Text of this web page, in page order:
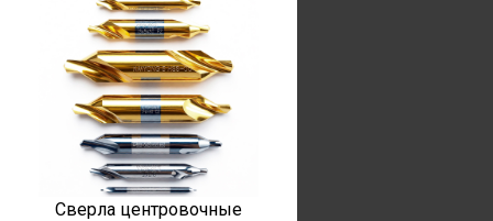
Сверла центровочные